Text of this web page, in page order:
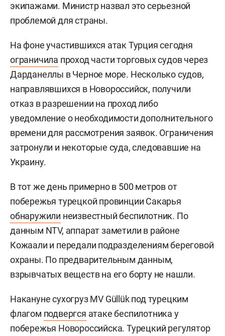
экипажами. Министр назвал это серьезной
проблемой для страны.
На фоне участившихся атак Турция сегодня
ограничила проход части торговых судов через
Дарданеллы в Черное море. Несколько судов,
направлявшихся в Новороссийск, получили
отказ в разрешении на проход либо
уведомление о необходимости дополнительного
времени для рассмотрения заявок. Ограничения
затронули и некоторые суда, следовавшие на
Украину.
В тот же день примерно в 500 метров от
побережья турецкой провинции Сакарья
обнаружили неизвестный беспилотник. По
данным NTV, аппарат заметили в районе
Кожаали и передали подразделениям береговой
охраны. По предварительным данным,
взрывчатых веществ на его борту не нашли.
Накануне сухогруз MV Güllük под турецким
флагом подвергся атаке беспилотника у
побережья Новороссийска. Турецкий регулятор